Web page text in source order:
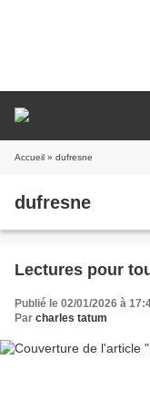
Accueil » dufresne
dufresne
Lectures pour
Publié le 02/01/2026 à
Par charles tatum